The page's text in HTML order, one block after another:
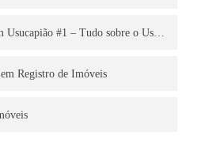
Usucapião #1 – Tudo sobre o Us…
em Registro de Imóveis